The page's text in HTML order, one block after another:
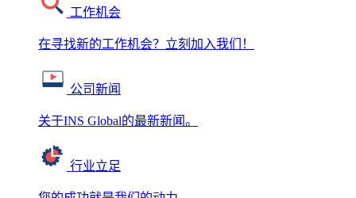
工作机会
在寻找新的工作机会？立刻加入我们！
公司新闻
关于INS Global的最新新闻。
行业立足